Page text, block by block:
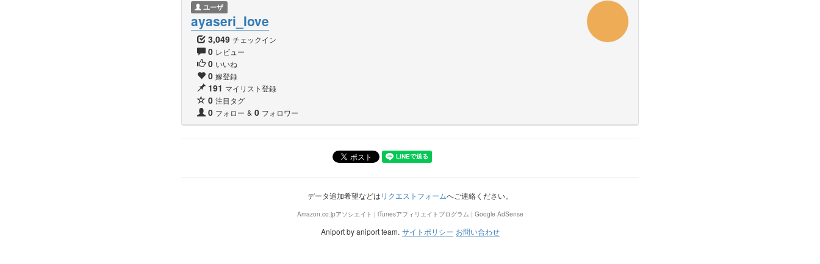
ユーザ
ayaseri_Iove
3,049 チェックイン
0 レビュー
0 いいね
0 嫁登録
191 マイリスト登録
0 注目タグ
0 フォロー & 0 フォロワー
データ追加希望などはリクエストフォームへご連絡ください。
Amazon.co.jpアソシエイト | iTunesアフィリエイトプログラム | Google AdSense
Aniport by aniport team. サイトポリシー お問い合わせ